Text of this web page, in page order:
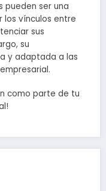
pueden ser una
vínculos entre
sus
su
y adaptada a las
como parte de tu